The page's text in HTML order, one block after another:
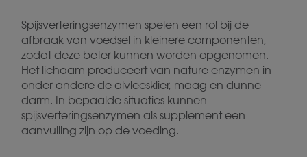
Spijsverteringsenzymen spelen een rol bij de
afbraak van voedsel in kleinere componenten,
zodat deze beter kunnen worden opgenomen.
Het lichaam produceert van nature enzymen in
onder andere de alvleesklier, maag en dunne
darm. In bepaalde situaties kunnen
spijsverteringsenzymen als supplement een
aanvulling zijn op de voeding.